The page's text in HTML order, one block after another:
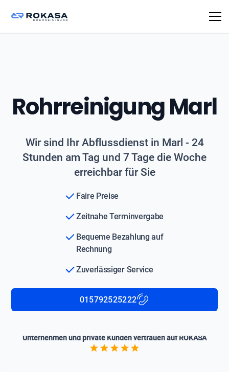
Rohrreinigung Marl
Wir sind Ihr Abflussdienst in Marl - 24
Stunden am Tag und 7 Tage die Woche
erreichbar für Sie
Faire Preise
Zeitnahe Terminvergabe
Bequeme Bezahlung auf
Rechnung
Zuverlässiger Service
015792525222
Unternehmen und private Kunden vertrauen auf ROKASA